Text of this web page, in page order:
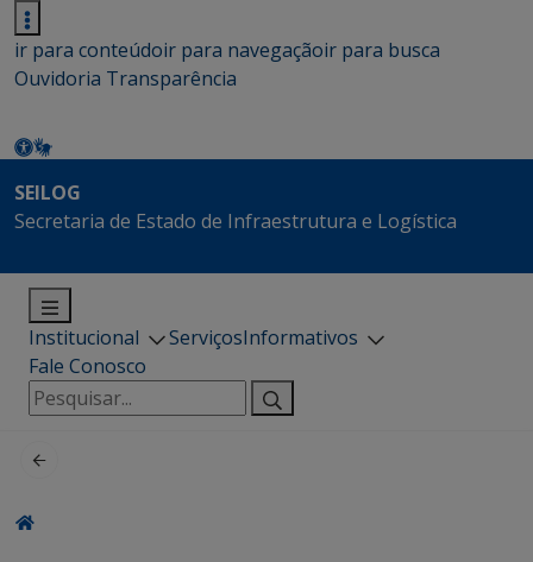
ir para conteúdoir para navegaçãoir para busca
Ouvidoria Transparência
SEILOG
Secretaria de Estado de Infraestrutura e Logística
Institucional ServiçosInformativos
Fale Conosco
Pesquisar
por: